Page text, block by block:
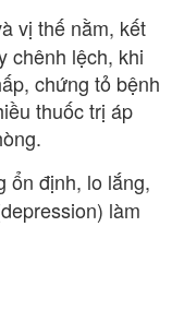
vị thế nằm, kết
chênh lệch, khi
chứng tỏ bệnh
thuốc trị áp
ổn định, lo lắng,
làm